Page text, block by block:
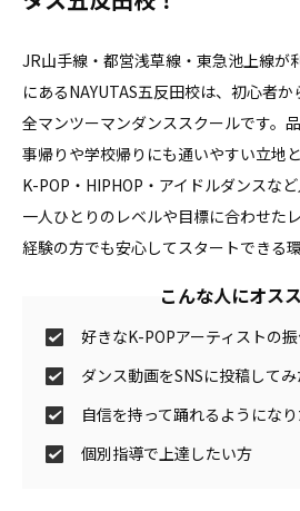
JR山手線・都営浅草線・東急池上線が
にあるNAYUTAS五反田校は、初心者
全マンツーマンダンススクールです。
事帰りや学校帰りにも通いやすい立地と
K-POP・HIPHOP・アイドルダンスな
一人ひとりのレベルや目標に合わせた
経験の方でも安心してスタートできる
こんな人にオス
好きなK-POPアーティストの
ダンス動画をSNSに投稿して
自信を持って踊れるようにな
個別指導で上達したい方